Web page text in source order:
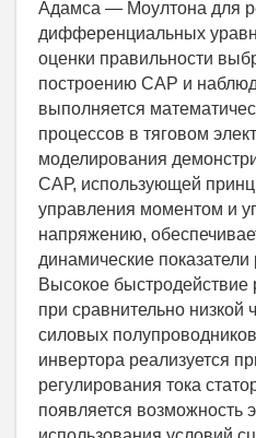
Адамса — Моултона для
дифференциальных
оценки правильности
построению САР и
выполняется
процессов в тяговом
моделирования
САР, использующей
управления моментом и
напряжению,
динамические показатели
Высокое быстродействие
при сравнительно низкой
силовых
инвертора реализуется
регулирования тока
появляется возможность